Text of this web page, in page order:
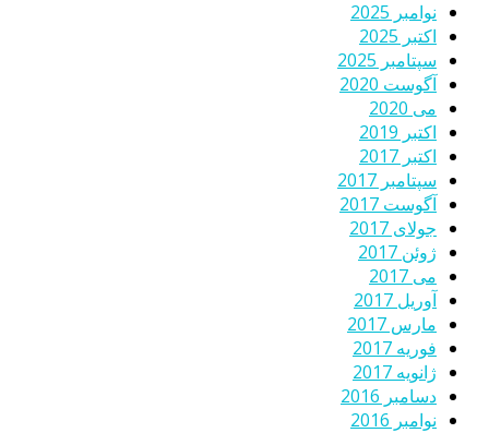
نوامبر 2025
اکتبر 2025
سپتامبر 2025
آگوست 2020
می 2020
اکتبر 2019
اکتبر 2017
سپتامبر 2017
آگوست 2017
جولای 2017
ژوئن 2017
می 2017
آوریل 2017
مارس 2017
فوریه 2017
ژانویه 2017
دسامبر 2016
نوامبر 2016